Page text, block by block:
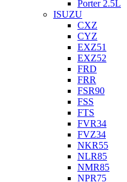
Porter 2.5L
ISUZU
CXZ
CYZ
EXZ51
EXZ52
FRD
FRR
FSR90
FSS
FTS
FVR34
FVZ34
NKR55
NLR85
NMR85
NPR75